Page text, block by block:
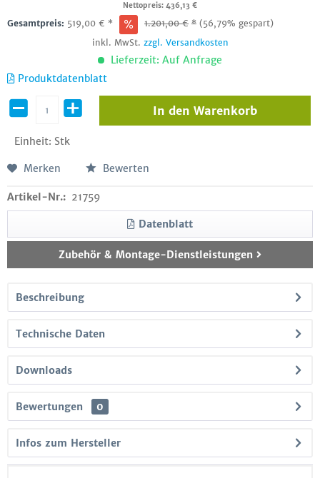
Nettopreis: 436,13 €
Gesamtpreis: 519,00 € * 1.201,00€ * (56,79% gespart)
inkl. MwSt. zzgl. Versandkosten
Lieferzeit: Auf Anfrage
Produktdatenblatt
Einheit: Stk
In den Warenkorb
Merken Bewerten
Artikel-Nr.: 21759
Datenblatt
Zubehör & Montage-Dienstleistungen
Beschreibung
Technische Daten
Downloads
Bewertungen 0
Infos zum Hersteller